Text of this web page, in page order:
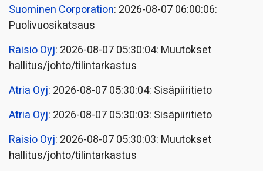
Suominen Corporation: 2026-08-07 06:00:06:
Puolivuosikatsaus
Raisio Oyj: 2026-08-07 05:30:04: Muutokset
hallitus/johto/tilintarkastus
Atria Oyj: 2026-08-07 05:30:04: Sisäpiiritieto
Atria Oyj: 2026-08-07 05:30:03: Sisäpiiritieto
Raisio Oyj: 2026-08-07 05:30:03: Muutokset
hallitus/johto/tilintarkastus